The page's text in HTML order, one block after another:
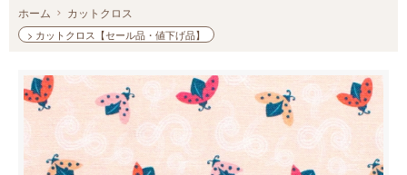
ホーム カットクロス
> カットクロス【セール品・値下げ品】